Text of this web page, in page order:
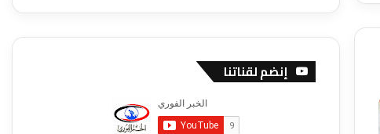
إنضم لقناتنا